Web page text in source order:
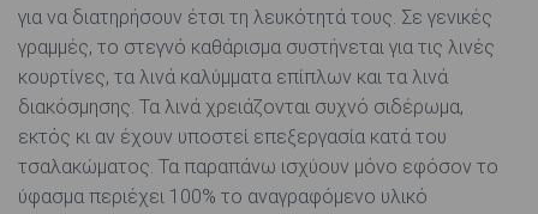
για να διατηρήσουν έτσι τη λευκότητά τους. Σε γενικές
γραμμές, το στεγνό καθάρισμα συστήνεται για τις λινές
κουρτίνες, τα λινά καλύμματα επίπλων και τα λινά
διακόσμησης. Τα λινά χρειάζονται συχνό σιδέρωμα,
εκτός κι αν έχουν υποστεί επεξεργασία κατά του
τσαλακώματος. Τα παραπάνω ισχύουν μόνο εφόσον το
ύφασμα περιέχει 100% το αναγραφόμενο υλικό